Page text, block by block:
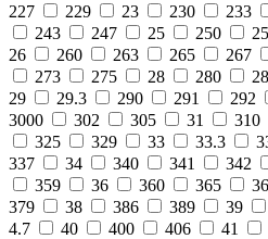
227
229 23 230 233
243
247 25 250
26
260 263 265 267
273
275 28 280
29
29.3 290 291 292
3000
302 305 31 310
325
329 33 33.3
337
34 340 341 342
359
36 360 365
379
38 386 389 39
4.7
40 400 406 41